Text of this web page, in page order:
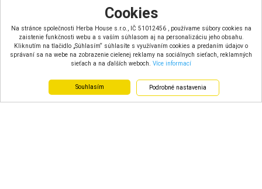
Cookies
Na stránce společnosti Herba House s.r.o., IČ 51012456 , používame súbory cookies na
zaistenie funkčnosti webu a s vaším súhlasom aj na personalizáciu jeho obsahu.
Kliknutím na tlačidlo „Súhlasím“ súhlasíte s využívaním cookies a predaním údajov o
správaní sa na webe na zobrazenie cielenej reklamy na sociálnych sieťach, reklamných
sieťach a na ďalších weboch. Více informací
Souhlasím Podrobné nastavenia
Ako nakupovať?
Doprava a ceny
Ponuka spolupráce